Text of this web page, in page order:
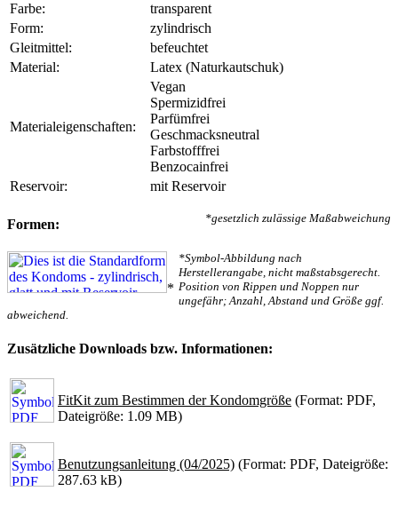
Farbe:
transparent
Form:
zylindrisch
Gleitmittel:
befeuchtet
Material:
Latex (Naturkautschuk)
Materialeigenschaften:
Vegan
Spermizidfrei
Parfümfrei
Geschmacksneutral
Farbstofffrei
Benzocainfrei
Reservoir:
mit Reservoir
*gesetzlich zulässige Maßabweichung
Formen:
*
*Symbol-Abbildung nach
Herstellerangabe, nicht maßstabsgerecht.
Position von Rippen und Noppen nur
ungefähr; Anzahl, Abstand und Größe ggf.
abweichend.
Zusätzliche Downloads bzw. Informationen:
FitKit zum Bestimmen der Kondomgröße (Format: PDF,
Dateigröße: 1.09 MB)
Benutzungsanleitung (04/2025) (Format: PDF, Dateigröße:
287.63 kB)